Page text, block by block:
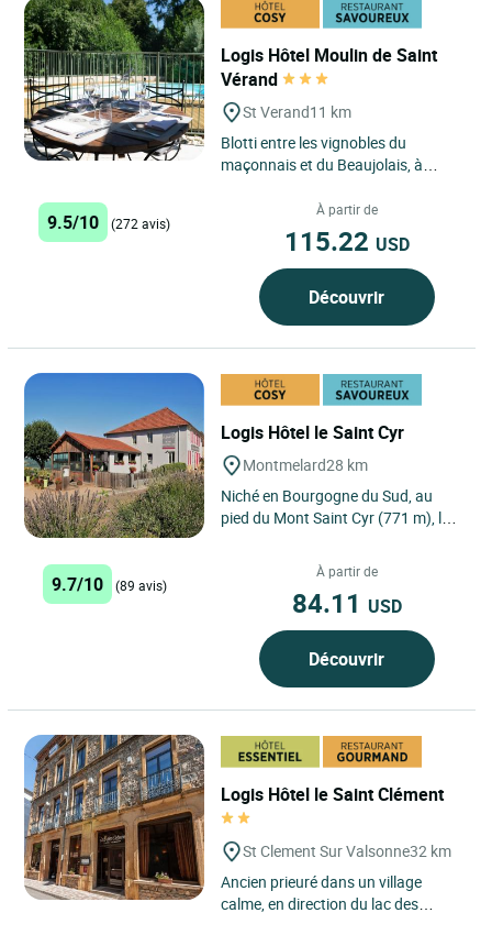
Logis Hôtel Moulin de Saint
Vérand
St Verand11 km
Blotti entre les vignobles du
maçonnais et du Beaujolais, à
de la sortie n°29 sur A6...
9.5/10 (272 avis)
À partir de
115.22 USD
Découvrir
Logis Hôtel le Saint Cyr
Montmelard28 km
Niché en Bourgogne du Sud, au
pied du Mont Saint Cyr (771 m), le
offre une escapade...
9.7/10 (89 avis)
À partir de
84.11 USD
Découvrir
Logis Hôtel le Saint Clément
St Clement Sur Valsonne32 km
Ancien prieuré dans un village
calme, en direction du lac des